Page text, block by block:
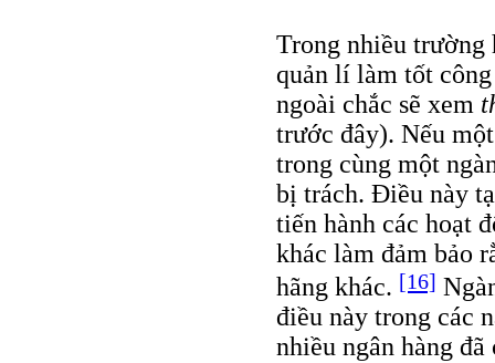
Trong nhiều trường
quản lí làm tốt
ngoài chắc sẽ xem
trước đây). Nếu
trong cùng một
bị trách. Điều này
tiến hành các hoạt
khác làm đảm bảo
hãng khác. [16]
điều này trong các
nhiều ngân hàng